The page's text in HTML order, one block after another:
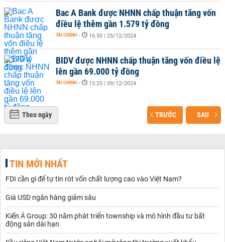
Bac A Bank được NHNN chấp thuận tăng vốn
điều lệ thêm gần 1.579 tỷ đồng
TÀI CHÍNH - 16:50 | 25/12/2024
BIDV được NHNN chấp thuận tăng vốn điều lệ
lên gần 69.000 tỷ đồng
TÀI CHÍNH - 15:25 | 09/12/2024
Theo ngày TRƯỚC SAU
TIN MỚI NHẤT
FDI cần gì để tự tin rót vốn chất lượng cao vào Việt Nam?
Giá USD ngân hàng giảm sâu
Kiến Á Group: 30 năm phát triển township và mô hình đầu tư bất
động sản dài hạn